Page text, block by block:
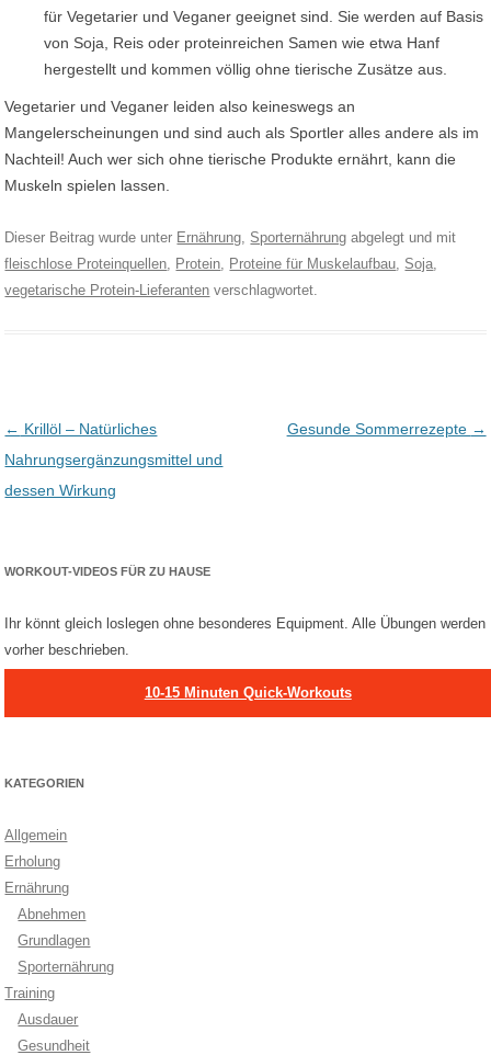
für Vegetarier und Veganer geeignet sind. Sie werden auf Basis
von Soja, Reis oder proteinreichen Samen wie etwa Hanf
hergestellt und kommen völlig ohne tierische Zusätze aus.
Vegetarier und Veganer leiden also keineswegs an
Mangelerscheinungen und sind auch als Sportler alles andere als im
Nachteil! Auch wer sich ohne tierische Produkte ernährt, kann die
Muskeln spielen lassen.
Dieser Beitrag wurde unter Ernährung, Sporternährung abgelegt und mit
fleischlose Proteinquellen, Protein, Proteine für Muskelaufbau, Soja,
vegetarische Protein-Lieferanten verschlagwortet.
Post navigation
← Krillöl – Natürliches
Nahrungsergänzungsmittel und
dessen Wirkung
Gesunde Sommerrezepte →
WORKOUT-VIDEOS FÜR ZU HAUSE
Ihr könnt gleich loslegen ohne besonderes Equipment. Alle Übungen werden
vorher beschrieben.
10-15 Minuten Quick-Workouts
KATEGORIEN
Allgemein
Erholung
Ernährung
Abnehmen
Grundlagen
Sporternährung
Training
Ausdauer
Gesundheit